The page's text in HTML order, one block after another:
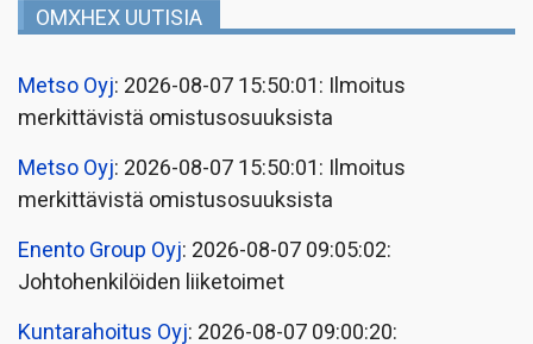
OMXHEX UUTISIA
Metso Oyj: 2026-08-07 15:50:01: Ilmoitus
merkittävistä omistusosuuksista
Metso Oyj: 2026-08-07 15:50:01: Ilmoitus
merkittävistä omistusosuuksista
Enento Group Oyj: 2026-08-07 09:05:02:
Johtohenkilöiden liiketoimet
Kuntarahoitus Oyj: 2026-08-07 09:00:20: